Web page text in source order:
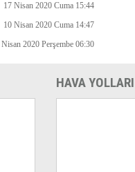
17 Nisan 2020 Cuma 15:44
10 Nisan 2020 Cuma 14:47
2020 Perşembe 06:30
HAVA YOLLARI